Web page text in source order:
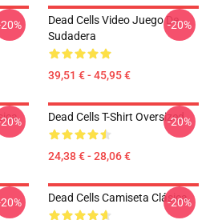
Dead Cells Video Juego De
Sudadera
39,51 € - 45,95 €
-20%
Dead Cells T-Shirt Oversized
24,38 € - 28,06 €
-20%
Dead Cells Camiseta Clásica
-20%